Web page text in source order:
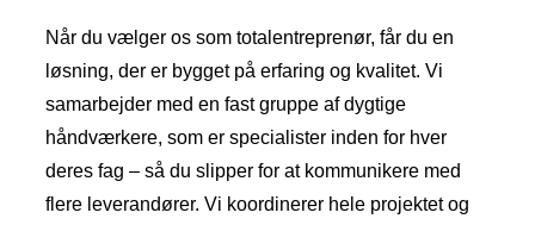
​Når du vælger os som totalentreprenør, får du en
løsning, der er bygget på erfaring og kvalitet. Vi
samarbejder med en fast gruppe af dygtige
håndværkere, som er specialister inden for hver
deres fag – så du slipper for at kommunikere med
flere leverandører. Vi koordinerer hele projektet og